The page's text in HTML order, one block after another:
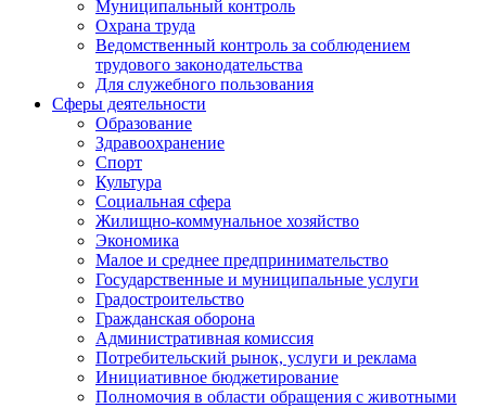
Муниципальный контроль
Охрана труда
Ведомственный контроль за соблюдением
трудового законодательства
Для служебного пользования
Сферы деятельности
Образование
Здравоохранение
Спорт
Культура
Социальная сфера
Жилищно-коммунальное хозяйство
Экономика
Малое и среднее предпринимательство
Государственные и муниципальные услуги
Градостроительство
Гражданская оборона
Административная комиссия
Потребительский рынок, услуги и реклама
Инициативное бюджетирование
Полномочия в области обращения с животными